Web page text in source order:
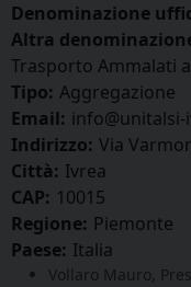
Denominazione
Altra
Trasporto Ammalati
Tipo: Aggregazione
Email: info@unitalsi-
Indirizzo: Via
Città: Ivrea
CAP: 10015
Regione: Piemonte
Paese: Italia
Vollaro Mauro,